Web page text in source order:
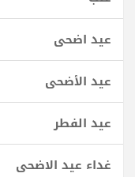
عيد اضحى
عيد الأضحى
عيد الفطر
غداء عيد الاضحى